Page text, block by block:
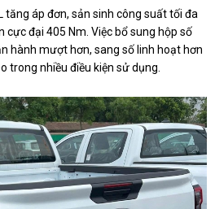
tăng áp đơn, sản sinh công suất tối đa
đại 405 Nm. Việc bổ sung hộp số
hành mượt hơn, sang số linh hoạt hơn
trong nhiều điều kiện sử dụng.